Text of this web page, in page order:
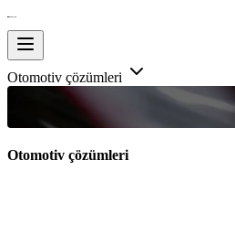
Otomotiv çözümleri
Otomotiv çözümleri